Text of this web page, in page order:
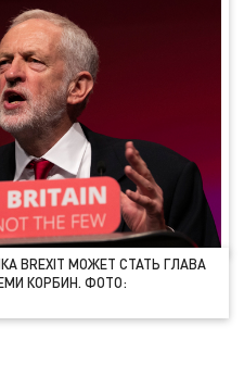
BREXIT МОЖЕТ СТАТЬ ГЛАВА
КОРБИН. ФОТО: